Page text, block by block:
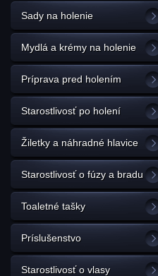
Sady na holenie
Mydlá a krémy na holenie
Príprava pred holením
Starostlivosť po holení
Žiletky a náhradné hlavice
Starostlivosť o fúzy a bradu
Toaletné tašky
Príslušenstvo
Starostlivosť o vlasy